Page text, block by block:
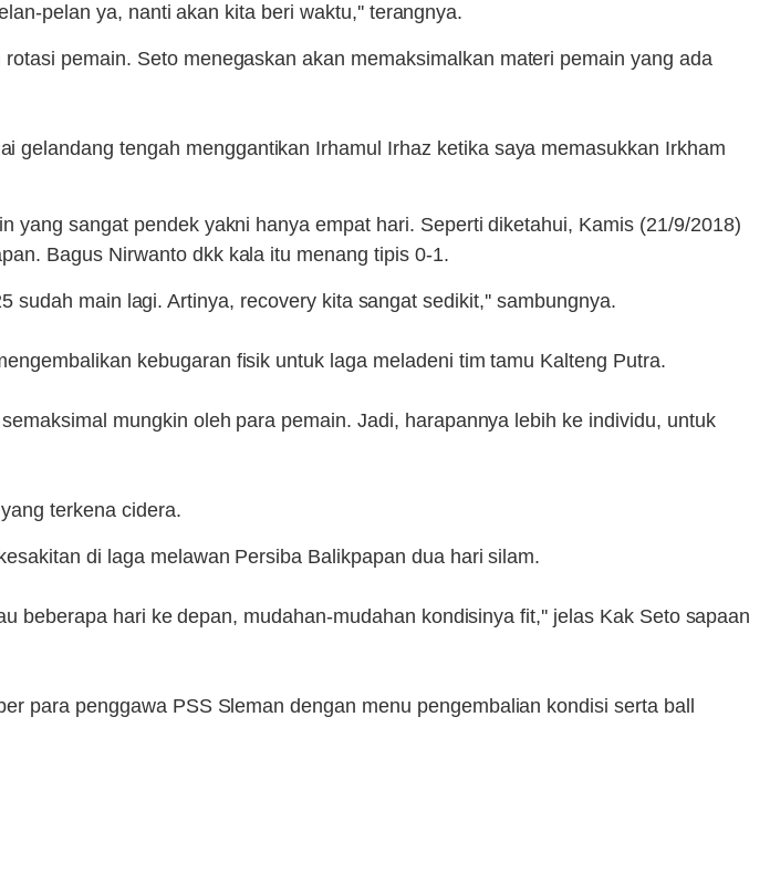
pelan ya, nanti akan kita beri waktu,'' terangnya.
pemain. Seto menegaskan akan memaksimalkan materi pemain yang ada
gelandang tengah menggantikan Irhamul Irhaz ketika saya memasukkan Irkham
sangat pendek yakni hanya empat hari. Seperti diketahui, Kamis (21/9/2018)
Bagus Nirwanto dkk kala itu menang tipis 0-1.
sudah main lagi. Artinya, recovery kita sangat sedikit,'' sambungnya.
kebugaran fisik untuk laga meladeni tim tamu Kalteng Putra.
mungkin oleh para pemain. Jadi, harapannya lebih ke individu, untuk
terkena cidera.
di laga melawan Persiba Balikpapan dua hari silam.
beberapa hari ke depan, mudahan-mudahan kondisinya fit,'' jelas Kak Seto sapaan
para penggawa PSS Sleman dengan menu pengembalian kondisi serta ball